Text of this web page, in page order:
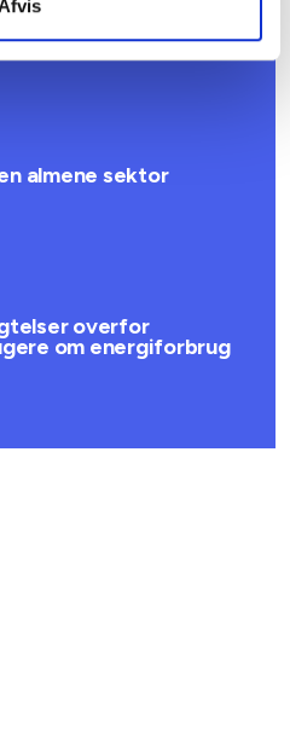
Afvis
almene sektor
overfor
om energiforbrug